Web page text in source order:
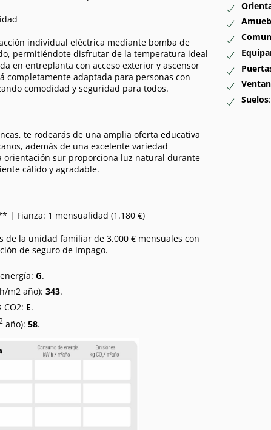
individual eléctrica mediante bomba de
permitiéndote disfrutar de la temperatura ideal
en entreplanta con acceso exterior y ascensor
completamente adaptada para personas con
comodidad y seguridad para todos.
te rodearás de una amplia oferta educativa
además de una excelente variedad
orientación sur proporciona luz natural durante
cálido y agradable.
| Fianza: 1 mensualidad (1.180 €)
de la unidad familiar de 3.000 € mensuales con
de seguro de impago.
G.
m2 año):343.
CO2: E.
año):58.
Suelos